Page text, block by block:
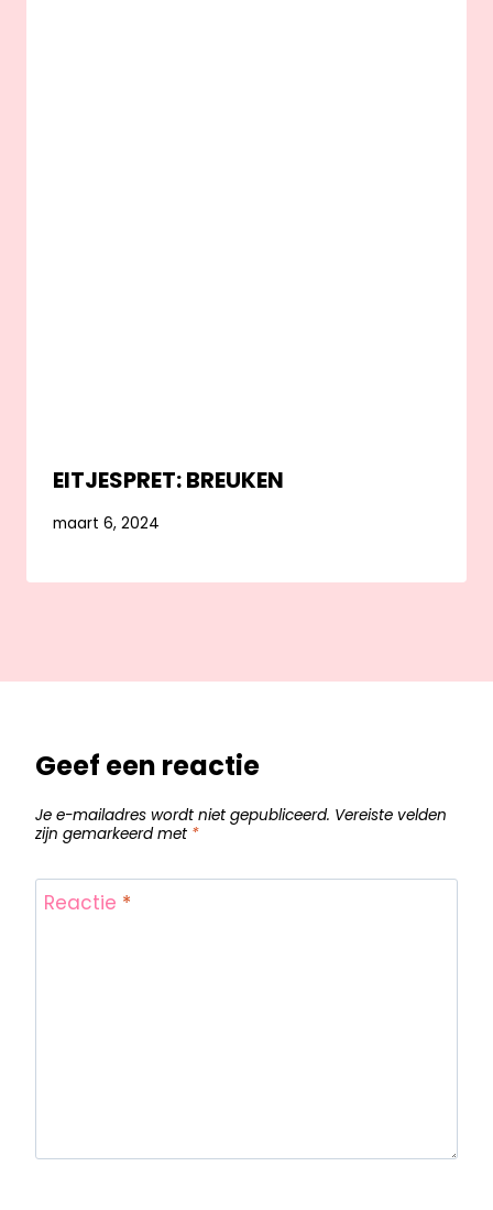
EITJESPRET: BREUKEN
maart 6, 2024
Geef een reactie
Je e-mailadres wordt niet gepubliceerd. Vereiste velden
zijn gemarkeerd met *
Reactie *